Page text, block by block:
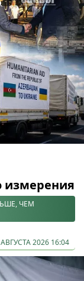
измерения
ЧЕМ
2026 16:04